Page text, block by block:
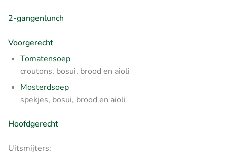
2-gangenlunch
Voorgerecht
Tomatensoep
croutons, bosui, brood en aioli
Mosterdsoep
spekjes, bosui, brood en aioli
Hoofdgerecht
Uitsmijters: